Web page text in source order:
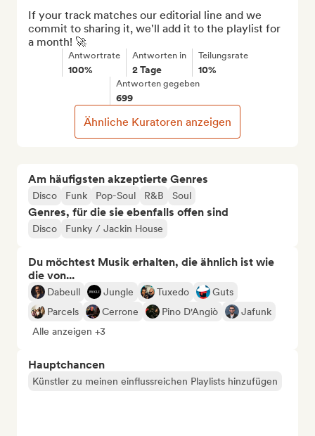
Am häufigsten akzeptierte Genres
Disco Funk Pop-Soul R&B Soul
Genres, für die sie ebenfalls offen sind
Disco Funky / Jackin House
Du möchtest Musik erhalten, die ähnlich ist wie
die von...
Dabeull Jungle Tuxedo
Guts
Parcels
Cerrone Pino D'Angiò
Jafunk
Alle anzeigen +3
Hauptchancen
Künstler zu meinen einflussreichen Playlists hinzufügen
If your track matches our editorial line and we
commit to sharing it, we'll add it to the playlist for
a month! 🚀
Antwortrate
100%
Antworten in
2 Tage
Teilungsrate
10%
Antworten gegeben
699
Ähnliche Kuratoren anzeigen